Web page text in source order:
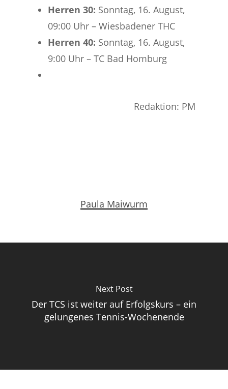
Herren 30: Sonntag, 16. August,
09:00 Uhr – Wiesbadener THC
Herren 40: Sonntag, 16. August,
9:00 Uhr – TC Bad Homburg
Redaktion: PM
Paula Maiwurm
Next Post
Der TCS ist weiter auf Erfolgskurs – ein
gelungenes Tennis-Wochenende